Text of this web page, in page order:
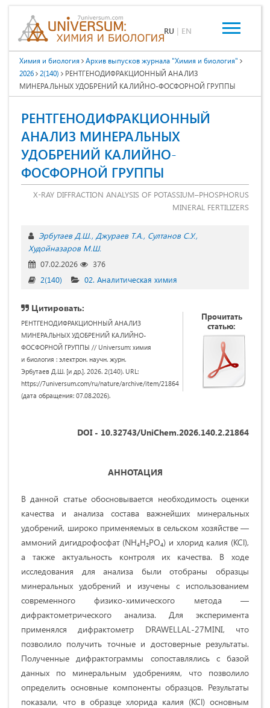
RU | EN
Химия и биология
Архив выпусков журнала "Химия и биология"
2026
2(140)
РЕНТГЕНОДИФРАКЦИОННЫЙ АНАЛИЗ
МИНЕРАЛЬНЫХ УДОБРЕНИЙ КАЛИЙНО-ФОСФОРНОЙ ГРУППЫ
РЕНТГЕНОДИФРАКЦИОННЫЙ
АНАЛИЗ МИНЕРАЛЬНЫХ
УДОБРЕНИЙ КАЛИЙНО-
ФОСФОРНОЙ ГРУППЫ
X-RAY DIFFRACTION ANALYSIS OF POTASSIUM–PHOSPHORUS
MINERAL FERTILIZERS
Эрбутаев Д.Ш. Джураев Т.А. Султанов С.У.
Худойназаров М.Ш.
07.02.2026
376
2(140)
02. Аналитическая химия
Цитировать:
РЕНТГЕНОДИФРАКЦИОННЫЙ АНАЛИЗ
МИНЕРАЛЬНЫХ УДОБРЕНИЙ КАЛИЙНО-
ФОСФОРНОЙ ГРУППЫ // Universum: химия
и биология : электрон. научн. журн.
Эрбутаев Д.Ш. [и др.]. 2026. 2(140). URL:
https://7universum.com/ru/nature/archive/item/21864
(дата обращения: 07.08.2026).
Прочитать
статью:
DOI - 10.32743/UniChem.2026.140.2.21864
АННОТАЦИЯ
В данной статье обосновывается необходимость оценки
качества и анализа состава важнейших минеральных
удобрений, широко применяемых в сельском хозяйстве —
аммоний дигидрофосфат (NH₄H₂PO₄) и хлорид калия (KCl),
а также актуальность контроля их качества. В ходе
исследования для анализа были отобраны образцы
минеральных удобрений и изучены с использованием
современного физико-химического метода —
дифрактометрического анализа. Для эксперимента
применялся дифрактометр DRAWELLAL-27MINI, что
позволило получить точные и достоверные результаты.
Полученные дифрактограммы сопоставлялись с базой
данных по минеральным удобрениям, что позволило
определить основные компоненты образцов. Результаты
показали, что в образце хлорида калия (KCl) основным